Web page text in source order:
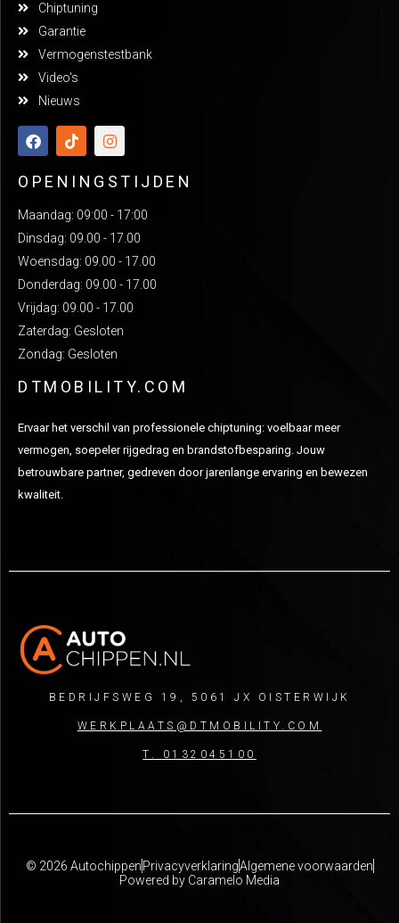
Chiptuning
Garantie
Vermogenstestbank
Video's
Nieuws
OPENINGSTIJDEN
Maandag: 09:00 - 17:00
Dinsdag: 09.00 - 17.00
Woensdag: 09.00 - 17.00
Donderdag: 09.00 - 17.00
Vrijdag: 09.00 - 17.00
Zaterdag: Gesloten
Zondag: Gesloten
DTMOBILITY.COM
Ervaar het verschil van professionele chiptuning: voelbaar meer
vermogen, soepeler rijgedrag en brandstofbesparing. Jouw
betrouwbare partner, gedreven door jarenlange ervaring en bewezen
kwaliteit.
BEDRIJFSWEG 19, 5061 JX OISTERWIJK
WERKPLAATS@DTMOBILITY.COM
T. 0132045100
© 2026 AutochippenPrivacyverklaringAlgemene voorwaarden
Powered by Caramelo Media